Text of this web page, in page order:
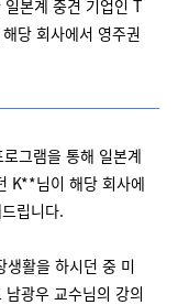
본계 중견 기업인 T
당 회사에서 영주권
그램을 통해 일본계
K**님이 해당 회사에
립니다.
활을 하시던 중 미
광우 교수님의 강의